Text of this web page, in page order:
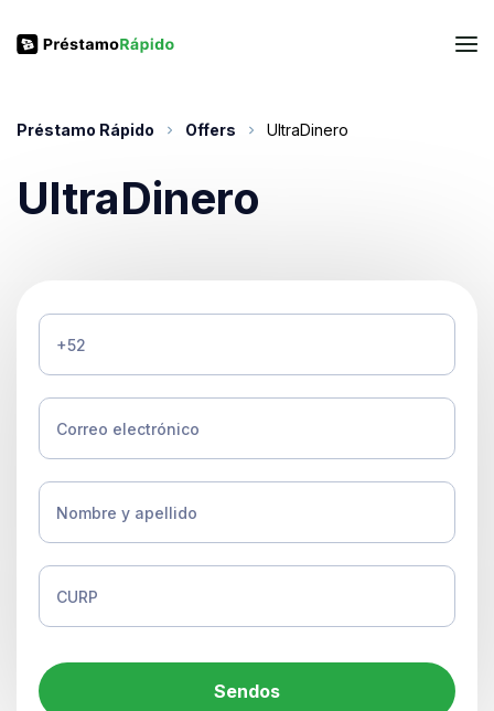
Préstamo Rápido Offers UltraDinero
UltraDinero
Sendos